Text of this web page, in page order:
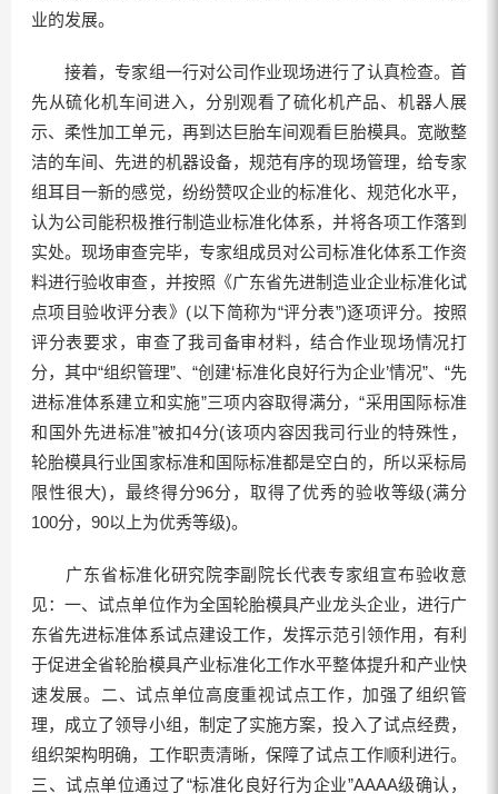
业的发展。
接着，专家组一行对公司作业现场进行了认真检查。首
先从硫化机车间进入，分别观看了硫化机产品、机器人展
示、柔性加工单元，再到达巨胎车间观看巨胎模具。宽敞整
洁的车间、先进的机器设备，规范有序的现场管理，给专家
组耳目一新的感觉，纷纷赞叹企业的标准化、规范化水平，
认为公司能积极推行制造业标准化体系，并将各项工作落到
实处。现场审查完毕，专家组成员对公司标准化体系工作资
料进行验收审查，并按照《广东省先进制造业企业标准化试
点项目验收评分表》(以下简称为“评分表”)逐项评分。按照
评分表要求，审查了我司备审材料，结合作业现场情况打
分，其中“组织管理”、“创建‘标准化良好行为企业’情况”、“先
进标准体系建立和实施”三项内容取得满分，“采用国际标准
和国外先进标准”被扣4分(该项内容因我司行业的特殊性，
轮胎模具行业国家标准和国际标准都是空白的，所以采标局
限性很大)，最终得分96分，取得了优秀的验收等级(满分
100分，90以上为优秀等级)。
广东省标准化研究院李副院长代表专家组宣布验收意
见：一、试点单位作为全国轮胎模具产业龙头企业，进行广
东省先进标准体系试点建设工作，发挥示范引领作用，有利
于促进全省轮胎模具产业标准化工作水平整体提升和产业快
速发展。二、试点单位高度重视试点工作，加强了组织管
理，成立了领导小组，制定了实施方案，投入了试点经费，
组织架构明确，工作职责清晰，保障了试点工作顺利进行。
三、试点单位通过了“标准化良好行为企业”AAAA级确认，